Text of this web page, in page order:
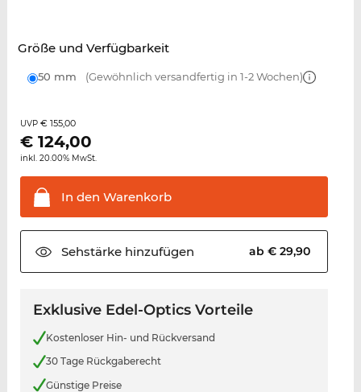
Größe und Verfügbarkeit
50 mm (Gewöhnlich versandfertig in 1-2 Wochen)
UVP € 155,00
€ 124,00
inkl. 20.00% MwSt.
In den Warenkorb
Sehstärkehinzufügen ab € 29,90
Exklusive Edel-Optics Vorteile
Kostenloser Hin- und Rückversand
30 Tage Rückgaberecht
Günstige Preise